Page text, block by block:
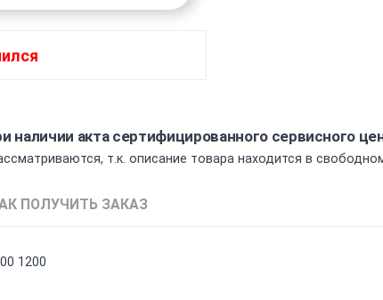
наличии акта сертифицированного сервисного
т.к. описание товара находится в
ПОЛУЧИТЬ ЗАКАЗ
1200